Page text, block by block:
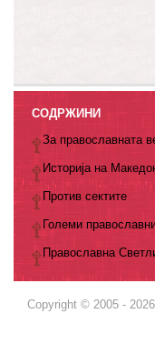
СОДРЖИНИ
За православната
Историја на
Против сектите
Големи
Православна
Copyright © 2005 -